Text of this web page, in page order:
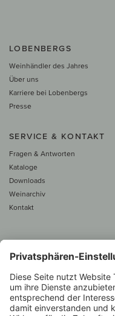
LOBENBERGS
Weinhändler des Jahres
Über uns
Karriere bei Lobenbergs
Presse
SERVICE & KONTAKT
Fragen & Antworten
Kataloge
Downloads
Weinarchiv
Kontakt